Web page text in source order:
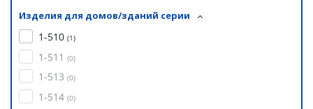
Изделия для домов/зданий серии
1-510 (1)
1-511 (0)
1-513 (0)
1-514 (0)